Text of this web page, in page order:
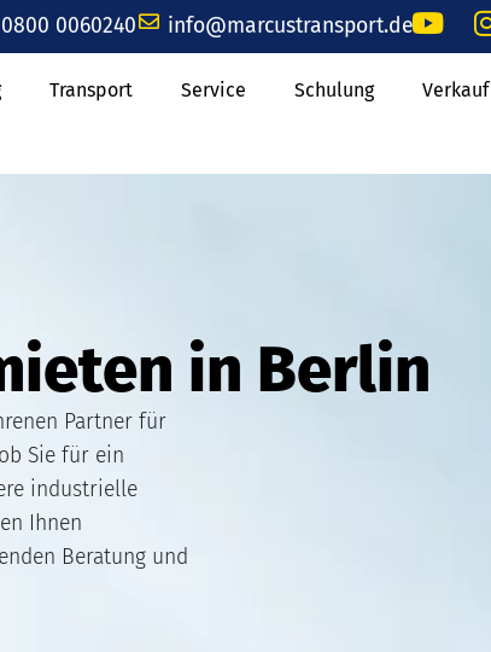
0800 0060240 info@marcustransport.de
Transport Service Schulung Verkauf
in Berlin
Partner für
Sie für ein
industrielle
Ihnen
Beratung und